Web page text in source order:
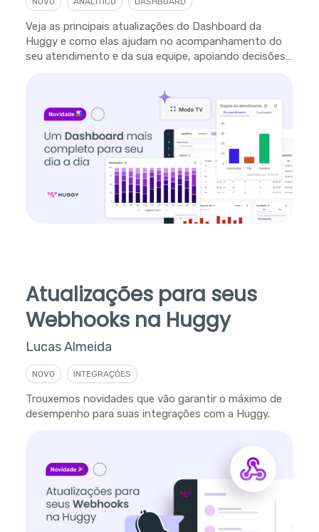
Veja as principais atualizações do Dashboard da
Huggy e como elas ajudam no acompanhamento do
seu atendimento e da sua equipe, apoiando decisões
Atualizações para seus
Webhooks na Huggy
Lucas Almeida
NOVO INTEGRAÇÕES
Trouxemos novidades que vão garantir o máximo de
desempenho para suas integrações com a Huggy.